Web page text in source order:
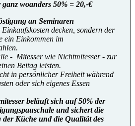
woanders 50% = 20,-€
an Seminaren
decken, sondern der
ein Einkommen im
- Mitesser wie Nichtmitesser - zur
Beitag leisten.
in persönlicher Freiheit während
oder sich eigenes Essen
beläuft sich auf 50% der
und sichert die
Küche und die Qualität des